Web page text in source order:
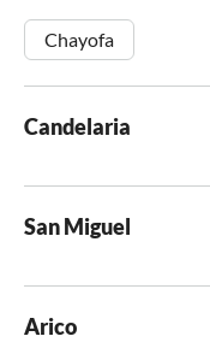
Chayofa
Candelaria
San Miguel
Arico